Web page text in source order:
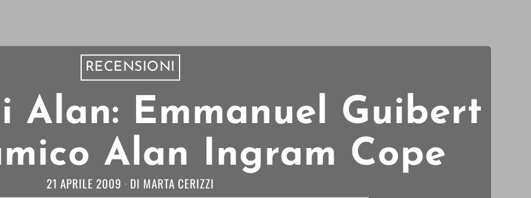
RECENSIONI
Alan: Emmanuel Guibert
Alan Ingram Cope
21 APRILE 2009 DI MARTA CERIZZI